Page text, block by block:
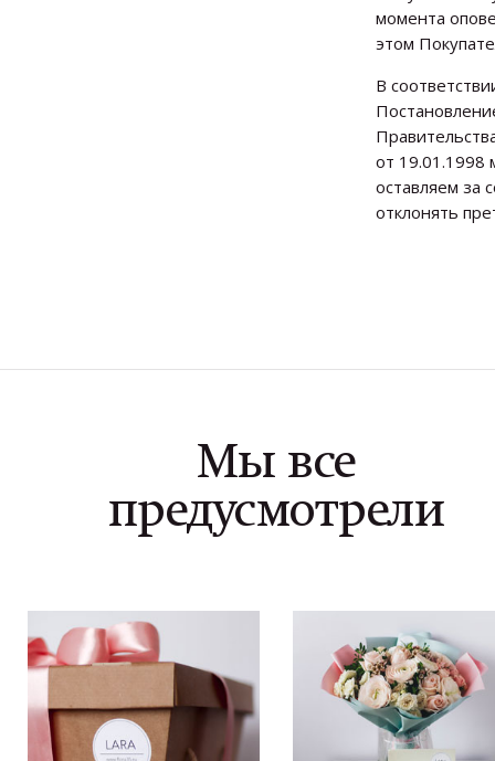
момента
этом
В
от 19.01.1998
оставляем за
отклонять
Мы все
предусмотрели